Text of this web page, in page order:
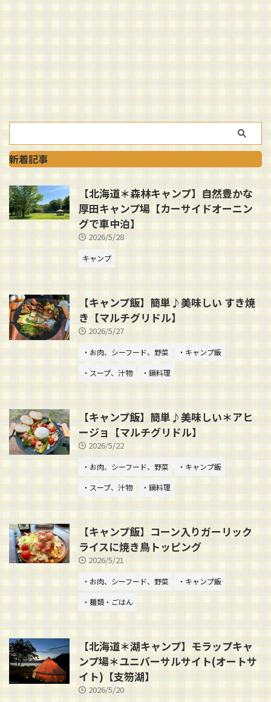
新着記事
【北海道＊森林キャンプ】自然豊かな
厚田キャンプ場【カーサイドオーニン
グで車中泊】
2026/5/28
キャンプ
【キャンプ飯】簡単♪美味しい すき焼
き【マルチグリドル】
2026/5/27
・お肉、シーフード、野菜
・キャンプ飯
・スープ、汁物
・鍋料理
【キャンプ飯】簡単♪美味しい＊アヒ
ージョ【マルチグリドル】
2026/5/22
・お肉、シーフード、野菜
・キャンプ飯
・スープ、汁物
・鍋料理
【キャンプ飯】コーン入りガーリック
ライスに焼き鳥トッピング
2026/5/21
・お肉、シーフード、野菜
・キャンプ飯
・麺類・ごはん
【北海道＊湖キャンプ】モラップキャ
ンプ場＊ユニバーサルサイト(オートサ
イト)【支笏湖】
2026/5/20